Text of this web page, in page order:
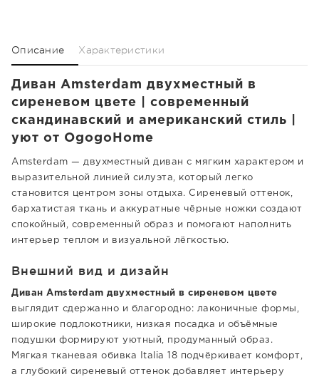
Описание Характеристики
Диван Amsterdam двухместный в
сиреневом цвете | современный
скандинавский и американский стиль |
уют от OgogoHome
Amsterdam — двухместный диван с мягким характером и
выразительной линией силуэта, который легко
становится центром зоны отдыха. Сиреневый оттенок,
бархатистая ткань и аккуратные чёрные ножки создают
спокойный, современный образ и помогают наполнить
интерьер теплом и визуальной лёгкостью.
Внешний вид и дизайн
Диван Amsterdam двухместный в сиреневом цвете
выглядит сдержанно и благородно: лаконичные формы,
широкие подлокотники, низкая посадка и объёмные
подушки формируют уютный, продуманный образ.
Мягкая тканевая обивка Italia 18 подчёркивает комфорт,
а глубокий сиреневый оттенок добавляет интерьеру